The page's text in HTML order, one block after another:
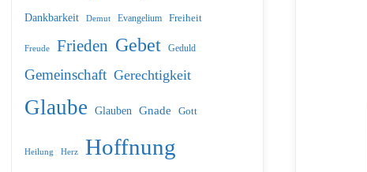
Dankbarkeit Demut Evangelium Freiheit
Freude Frieden Gebet Geduld
Gemeinschaft Gerechtigkeit
Glaube Glauben Gnade Gott
Heilung Herz Hoffnung